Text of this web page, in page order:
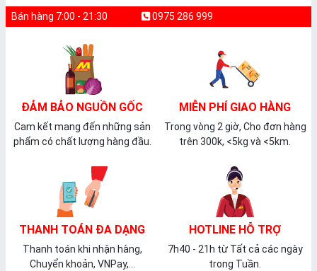
Bán hàng 7:00 - 21:30 0975 286 999
ĐẢM BẢO NGUỒN GỐC
Cam kết mang đến những sản
phẩm có chất lượng hàng đầu.
MIỄN PHÍ GIAO HÀNG
Trong vòng 2 giờ, Cho đơn hàng
trên 300k, <5kg và <5km.
THANH TOÁN ĐA DẠNG
Thanh toán khi nhận hàng,
Chuyển khoản, VNPay,...
HOTLINE HỖ TRỢ
7h40 - 21h từ Tất cả các ngày
trong Tuần.